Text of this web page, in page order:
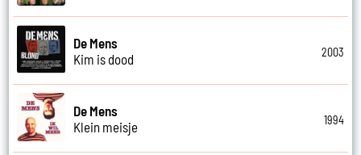
De Mens
Kim is dood
2003
De Mens
Klein meisje
1994